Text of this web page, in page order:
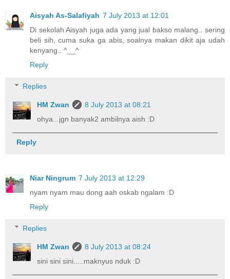
Aisyah As-Salafiyah 7 July 2013 at 12:01
Di sekolah Aisyah juga ada yang jual bakso malang.. sering
beli sih, cuma suka ga abis, soalnya makan dikit aja udah
kenyang.. ^__^
Reply
Replies
HM Zwan
8 July 2013 at 08:21
ohya...jgn banyak2 ambilnya aish :D
Reply
Niar Ningrum 7 July 2013 at 12:29
nyam nyam mau dong aah oskab ngalam :D
Reply
Replies
HM Zwan
8 July 2013 at 08:24
sini sini sini.....maknyus nduk :D